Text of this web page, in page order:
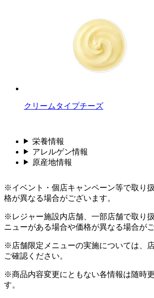
クリームタイプチーズ
栄養情報
アレルゲン情報
原産地情報
※イベント・個店キャンペーン等で取り
格が異なる場合がございます。
※レジャー施設内店舗、一部店舗で取り
ニューがある場合や価格が異なる場合がご
※店舗限定メニューの実施については、
ご確認ください。
※商品内容変更にともない各情報は随時
す。